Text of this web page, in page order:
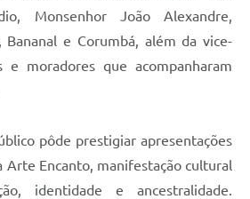
Monsenhor João Alexandre,
Bananal e Corumbá, além da vice-
e moradores que acompanharam
pôde prestigiar apresentações
Arte Encanto, manifestação cultural
identidade e ancestralidade.